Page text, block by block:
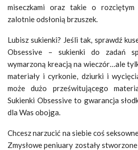
miseczkami oraz takie o
zalotnie odsłonią brzuszek.
Lubisz sukienki? Jeśli tak, sprawdź
Obsessive – sukienki do zadań
wymarzoną kreacją na wieczór…ale
materiały i cyrkonie, dziurki i
może dużo prześwitującego
Sukienki Obsessive to gwarancja
dla Was obojga.
Chcesz narzucić na siebie coś
Zmysłowe peniuary zostały